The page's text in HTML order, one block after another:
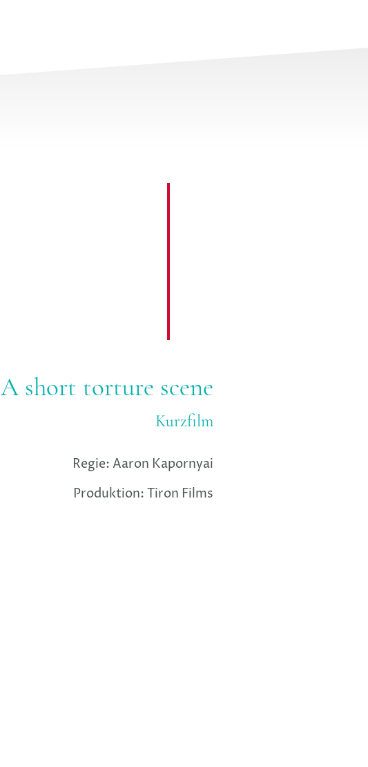
A short torture scene
Kurzfilm
Regie: Aaron Kapornyai
Produktion: Tiron Films